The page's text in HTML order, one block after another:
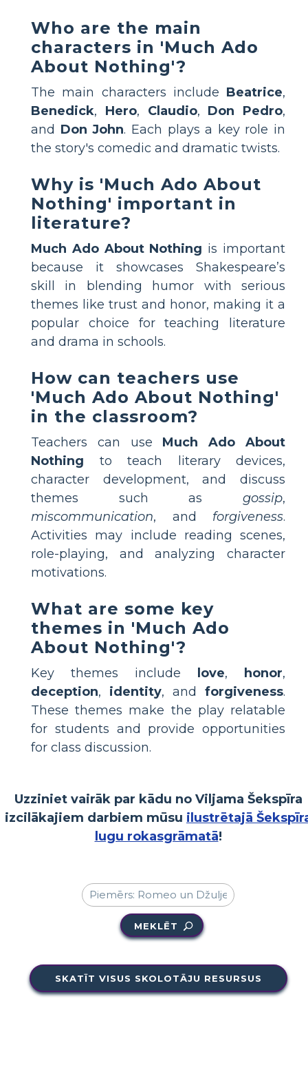
Who are the main
characters in 'Much Ado
About Nothing'?
The main characters include Beatrice,
Benedick, Hero, Claudio, Don Pedro,
and Don John. Each plays a key role in
the story's comedic and dramatic twists.
Why is 'Much Ado About
Nothing' important in
literature?
Much Ado About Nothing is important
because it showcases Shakespeare’s
skill in blending humor with serious
themes like trust and honor, making it a
popular choice for teaching literature
and drama in schools.
How can teachers use
'Much Ado About Nothing'
in the classroom?
Teachers can use Much Ado About
Nothing to teach literary devices,
character development, and discuss
themes such as gossip,
miscommunication, and forgiveness.
Activities may include reading scenes,
role-playing, and analyzing character
motivations.
What are some key
themes in 'Much Ado
About Nothing'?
Key themes include love, honor,
deception, identity, and forgiveness.
These themes make the play relatable
for students and provide opportunities
for class discussion.
Uzziniet vairāk par kādu no Viljama Šekspīra
izcilākajiem darbiem mūsu ilustrētajā
lugu rokasgrāmatā!
MEKLĒT
SKATĪT VISUS SKOLOTĀJU RESURSUS